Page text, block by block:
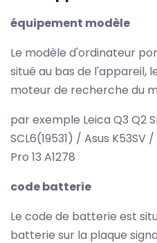
équipement modèle
Le modèle d'ordinateur
situé au bas de l'appareil,
moteur de recherche du
par exemple Leica Q3 Q2
SCL6(19531) / Asus
Pro 13 A1278
code batterie
Le code de batterie est
batterie sur la plaque